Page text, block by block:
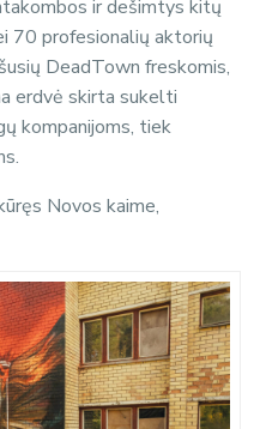
ir dešimtys kitų
70 profesionalių aktorių
DeadTown freskomis,
erdvė skirta sukelti
kompanijoms, tiek
Novos kaime,